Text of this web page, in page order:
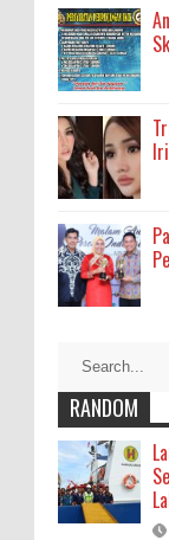
Iri
RANDOM